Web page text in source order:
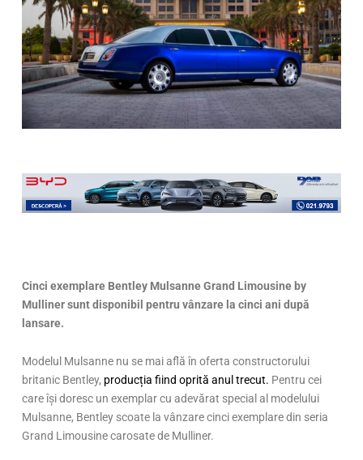
Cinci exemplare Bentley Mulsanne Grand Limousine by
Mulliner sunt disponibil pentru vânzare la cinci ani după
lansare.
Modelul Mulsanne nu se mai află în oferta constructorului
britanic Bentley, producția fiind oprită anul trecut. Pentru cei
care își doresc un exemplar cu adevărat special al modelului
Mulsanne, Bentley scoate la vânzare cinci exemplare din seria
Grand Limousine carosate de Mulliner.